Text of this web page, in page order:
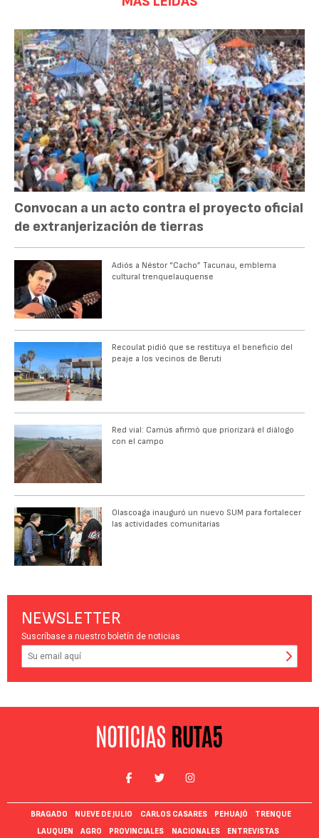
Convocan a un acto contra el proyecto oficial
de extranjerización de tierras
Adiós a Néstor “Cacho” Tacunau, emblema
cultural trenquelauquense
Recoulat pidió que se restituya el beneficio del
peaje a los vecinos de Beruti
Red vial: Camús afirmó que priorizará el diálogo
con el campo
Olascoaga inauguró un nuevo SUM para fortalecer
las actividades comunitarias
NEWSLETTER
Suscríbase a nuestro boletín de noticias
BRAGADO NUEVE DE JULIO CARLOS CASARES PEHUAJÓ
TRENQUE
LAUQUEN
AGRO PROVINCIALES NACIONALES ENTREVISTAS